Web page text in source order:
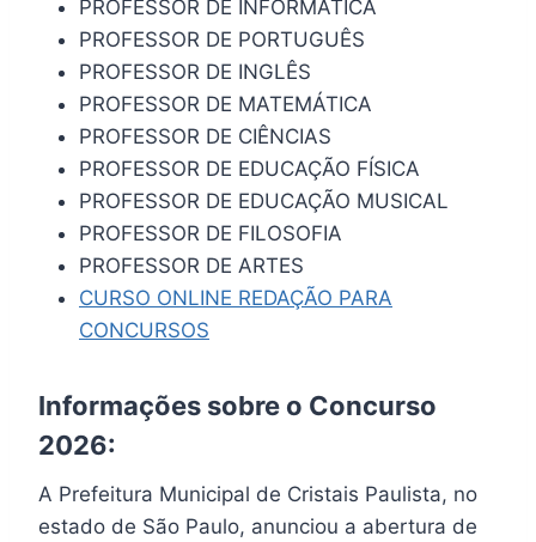
PROFESSOR DE INFORMÁTICA
PROFESSOR DE PORTUGUÊS
PROFESSOR DE INGLÊS
PROFESSOR DE MATEMÁTICA
PROFESSOR DE CIÊNCIAS
PROFESSOR DE EDUCAÇÃO FÍSICA
PROFESSOR DE EDUCAÇÃO MUSICAL
PROFESSOR DE FILOSOFIA
PROFESSOR DE ARTES
CURSO ONLINE REDAÇÃO PARA
CONCURSOS
Informações sobre o Concurso
2026:
A Prefeitura Municipal de Cristais Paulista, no
estado de São Paulo, anunciou a abertura de